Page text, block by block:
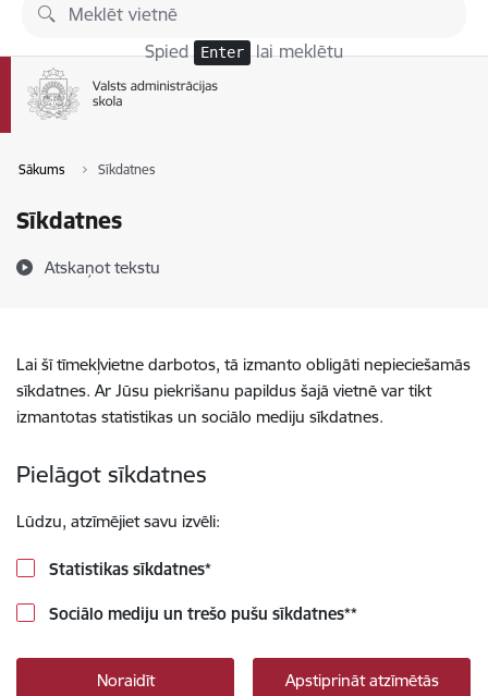
Pāriet uz lapas saturu
Spied Enter lai meklētu
Sākums Sīkdatnes
Sīkdatnes
Atskaņot tekstu
Lai šī tīmekļvietne darbotos, tā izmanto obligāti nepieciešamās
sīkdatnes. Ar Jūsu piekrišanu papildus šajā vietnē var tikt
izmantotas statistikas un sociālo mediju sīkdatnes.
Pielāgot sīkdatnes
Lūdzu, atzīmējiet savu izvēli:
Statistikas sīkdatnes*
Sociālo mediju un trešo pušu sīkdatnes**
Noraidīt Apstiprināt atzīmētās